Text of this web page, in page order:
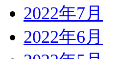
2022年7月
2022年6月